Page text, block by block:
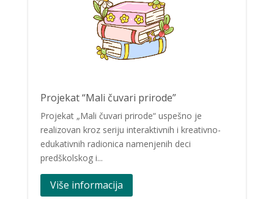
Projekat “Mali čuvari prirode”
Projekat „Mali čuvari prirode“ uspešno je
realizovan kroz seriju interaktivnih i kreativno-
edukativnih radionica namenjenih deci
predškolskog i...
Više informacija